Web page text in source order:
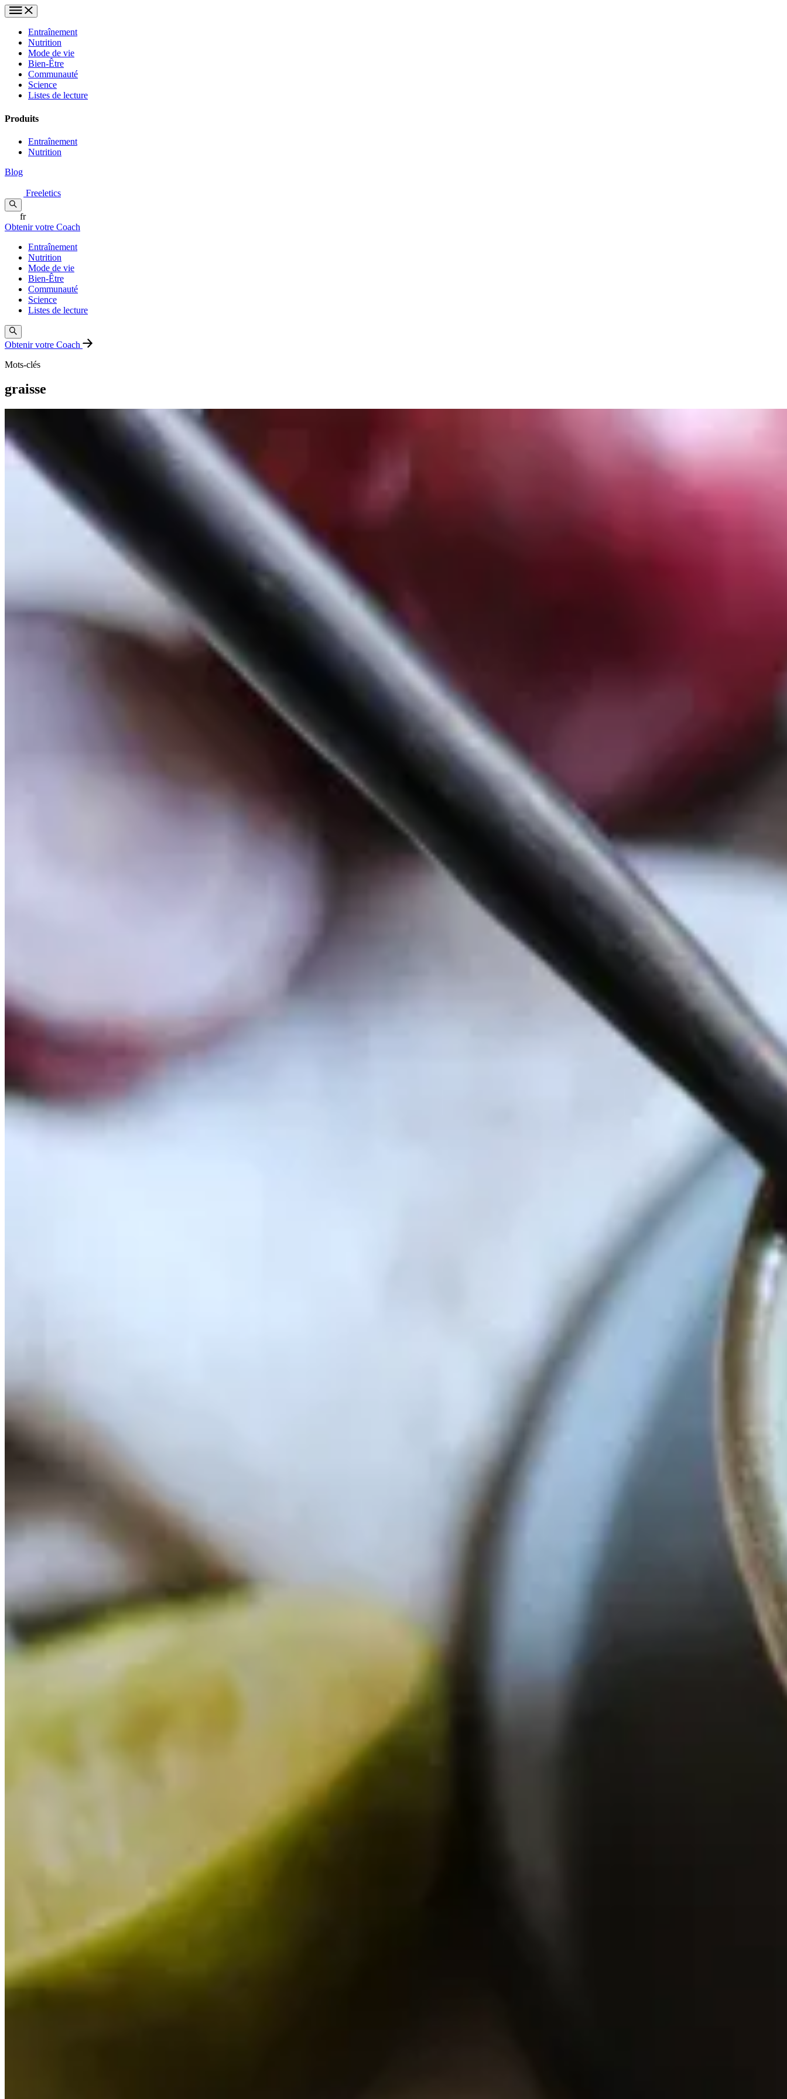
Entraînement
Nutrition
Mode de vie
Bien-Être
Communauté
Science
Listes de lecture
Produits
Entraînement
Nutrition
Blog
Freeletics
fr
Obtenir votre Coach
Entraînement
Nutrition
Mode de vie
Bien-Être
Communauté
Science
Listes de lecture
Obtenir votre Coach
Mots-clés
graisse